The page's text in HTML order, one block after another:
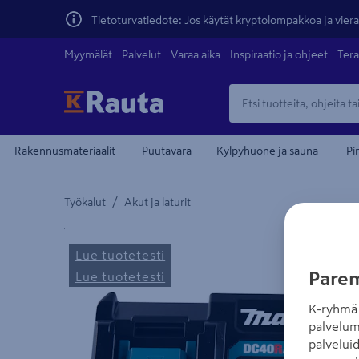
Tietoturvatiedote: Jos käytät kryptolompakkoa ja
Myymälät Palvelut Varaa aika Inspiraatio ja ohjeet
Rakennusmateriaalit Puutavara Kylpyhuone ja sauna
Työkalut / Akut ja laturit
Yksityiskohtainen kuvaus löytyy Tuotteen kuvaus -
Lue tuotetesti
Lue tuotetesti
K-